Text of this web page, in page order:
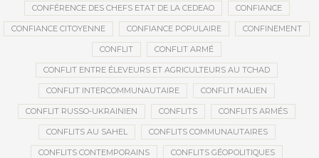
CONFÉRENCE DES CHEFS ETAT DE LA CEDEAO CONFIANCE
CONFIANCE CITOYENNE CONFIANCE POPULAIRE CONFINEMENT
CONFLIT CONFLIT ARMÉ
CONFLIT ENTRE ÉLEVEURS ET AGRICULTEURS AU TCHAD
CONFLIT INTERCOMMUNAUTAIRE CONFLIT MALIEN
CONFLIT RUSSO-UKRAINIEN CONFLITS CONFLITS ARMÉS
CONFLITS AU SAHEL CONFLITS COMMUNAUTAIRES
CONFLITS CONTEMPORAINS CONFLITS GÉOPOLITIQUES